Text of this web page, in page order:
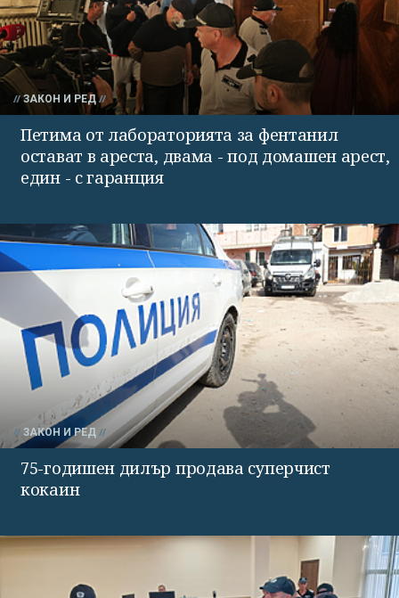
ЗАКОН И РЕД
Петима от лабораторията за фентанил
остават в ареста, двама - под домашен арест,
един - с гаранция
ЗАКОН И РЕД
75-годишен дилър продава суперчист
кокаин